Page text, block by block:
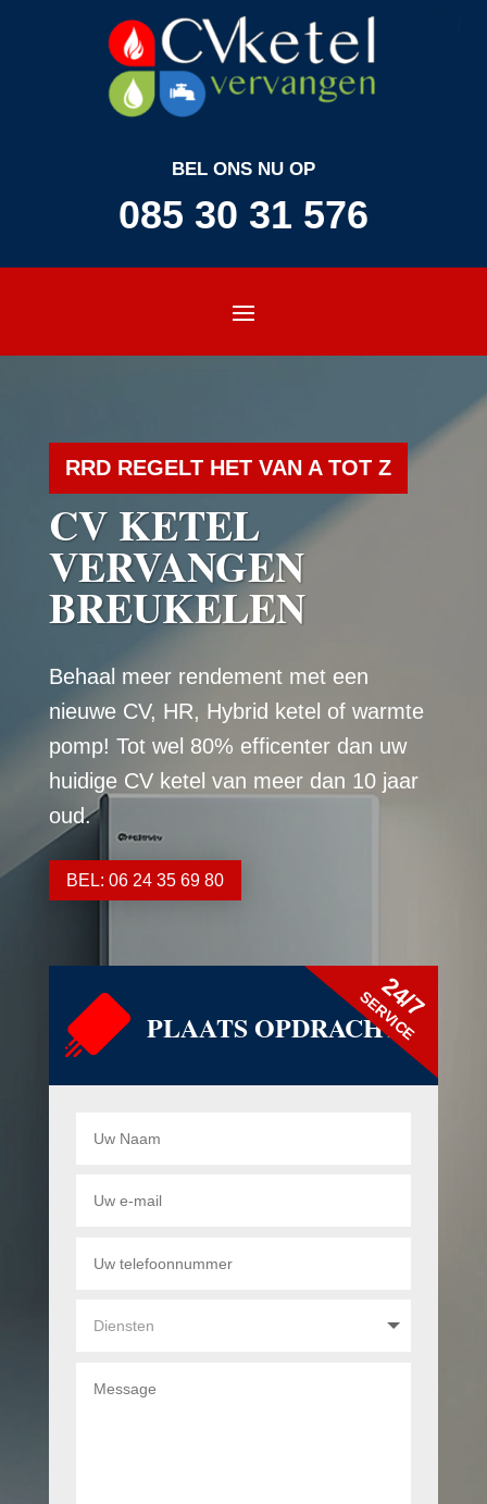
BEL ONS NU OP
085 30 31 576
RRD REGELT HET VAN A TOT Z
CV KETEL
VERVANGEN
BREUKELEN
Behaal meer rendement met een
nieuwe CV, HR, Hybrid ketel of warmte
pomp! Tot wel 80% efficenter dan uw
huidige CV ketel van meer dan 10 jaar
oud.
BEL: 06 24 35 69 80
PLAATS OPDRACHT
24/7
SERVICE